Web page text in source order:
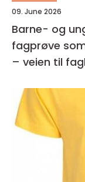
09. June 2026
Barne- og
fagprøve
– veien til